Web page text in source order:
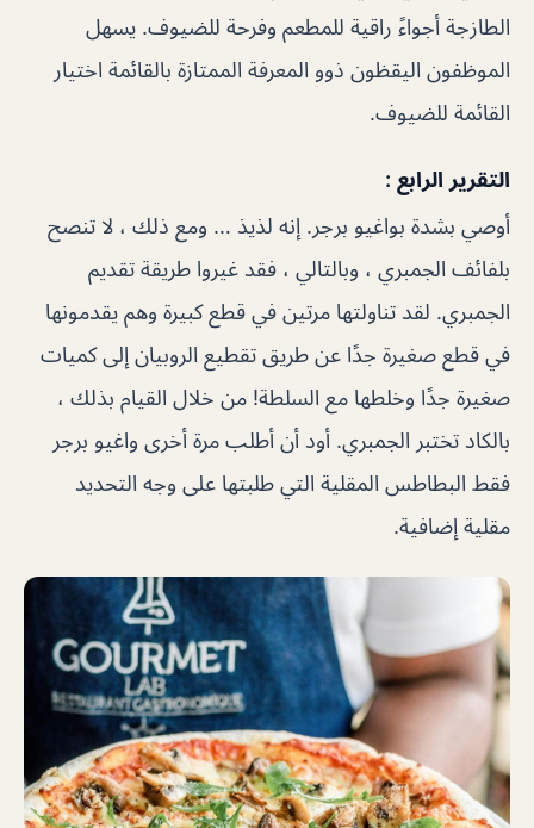
الطازجة أجواءً راقية للمطعم وفرحة للضيوف. يسهل
الموظفون اليقظون ذوو المعرفة الممتازة بالقائمة اختيار
القائمة للضيوف.
التقرير الرابع :
أوصي بشدة بواغيو برجر. إنه لذيذ … ومع ذلك ، لا تنصح
بلفائف الجمبري ، وبالتالي ، فقد غيروا طريقة تقديم
الجمبري. لقد تناولتها مرتين في قطع كبيرة وهم يقدمونها
في قطع صغيرة جدًا عن طريق تقطيع الروبيان إلى كميات
صغيرة جدًا وخلطها مع السلطة! من خلال القيام بذلك ،
بالكاد تختبر الجمبري. أود أن أطلب مرة أخرى واغيو برجر
فقط البطاطس المقلية التي طلبتها على وجه التحديد
مقلية إضافية.